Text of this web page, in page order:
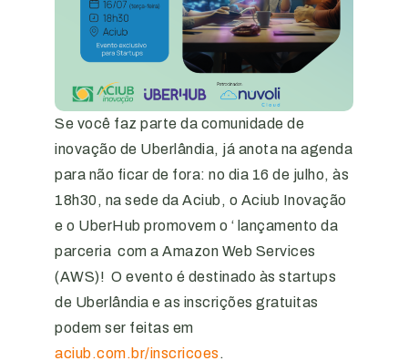
Se você faz parte da comunidade de
inovação de Uberlândia, já anota na agenda
para não ficar de fora: no dia 16 de julho, às
18h30, na sede da Aciub, o Aciub Inovação
e o UberHub promovem o ‘ lançamento da
parceria com a Amazon Web Services
(AWS)! O evento é destinado às startups
de Uberlândia e as inscrições gratuitas
podem ser feitas em
aciub.com.br/inscricoes .